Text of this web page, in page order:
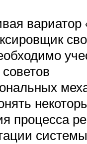
процесса